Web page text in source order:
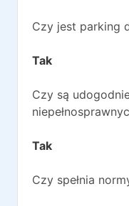
Czy jest parking
Tak
Czy są
Tak
Czy spełnia